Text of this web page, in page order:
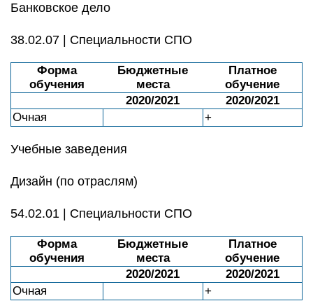
Банковское дело
38.02.07 | Специальности СПО
Форма
обучения
Бюджетные
места
Платное
обучение
2020/2021
2020/2021
Очная
+
Учебные заведения
Дизайн (по отраслям)
54.02.01 | Специальности СПО
Форма
обучения
Бюджетные
места
Платное
обучение
2020/2021
2020/2021
Очная
+